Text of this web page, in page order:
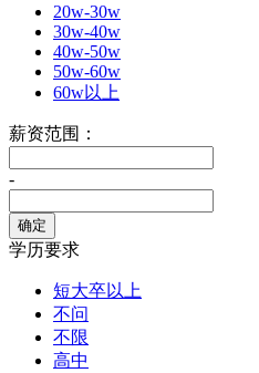
20w-30w
30w-40w
40w-50w
50w-60w
60w以上
薪资范围：
-
学历要求
短大卒以上
不问
不限
高中